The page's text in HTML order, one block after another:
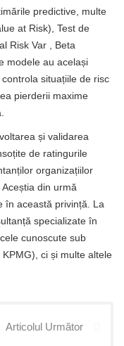
predictive, multe
at Risk), Test de
Risk Var , Beta
modele au același
situațiile de risc
pierderii maxime
și validarea
de ratingurile
organizațiilor
din urmă
în această privință. La
specializate în
cunoscute sub
ci și multe altele
Articolul Următor